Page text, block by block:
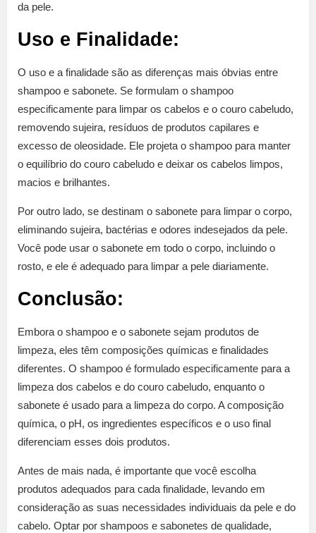
da pele.
Uso e Finalidade:
O uso e a finalidade são as diferenças mais óbvias entre
shampoo e sabonete. Se formulam o shampoo
especificamente para limpar os cabelos e o couro cabeludo,
removendo sujeira, resíduos de produtos capilares e
excesso de oleosidade. Ele projeta o shampoo para manter
o equilíbrio do couro cabeludo e deixar os cabelos limpos,
macios e brilhantes.
Por outro lado, se destinam o sabonete para limpar o corpo,
eliminando sujeira, bactérias e odores indesejados da pele.
Você pode usar o sabonete em todo o corpo, incluindo o
rosto, e ele é adequado para limpar a pele diariamente.
Conclusão:
Embora o shampoo e o sabonete sejam produtos de
limpeza, eles têm composições químicas e finalidades
diferentes. O shampoo é formulado especificamente para a
limpeza dos cabelos e do couro cabeludo, enquanto o
sabonete é usado para a limpeza do corpo. A composição
química, o pH, os ingredientes específicos e o uso final
diferenciam esses dois produtos.
Antes de mais nada, é importante que você escolha
produtos adequados para cada finalidade, levando em
consideração as suas necessidades individuais da pele e do
cabelo. Optar por shampoos e sabonetes de qualidade,